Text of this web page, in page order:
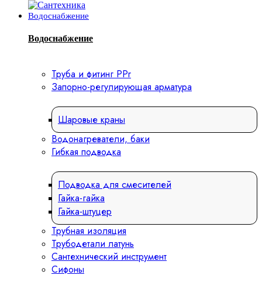
Водоснабжение
Водоснабжение
Труба и фитинг PPr
Запорно-регулирующая арматура
Шаровые краны
Водонагреватели, баки
Гибкая подводка
Подводка для смесителей
Гайка-гайка
Гайка-штуцер
Трубная изоляция
Трубодетали латунь
Сантехнический инструмент
Сифоны